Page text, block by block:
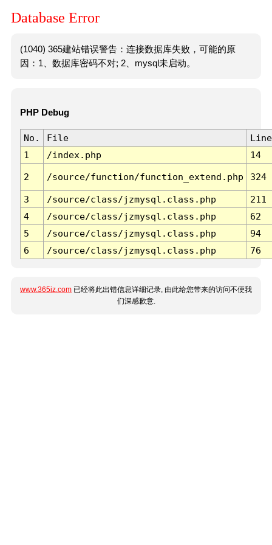
Database Error
(1040) 365建站错误警告：连接数据库失败，可能的原
因：1、数据库密码不对; 2、mysql未启动。
PHP Debug
No. File
Line
1
/index.php 14
2 /source/function/function_extend.php 324
3 /source/class/jzmysql.class.php
211
4
/source/class/jzmysql.class.php
62
5
/source/class/jzmysql.class.php
94
6
/source/class/jzmysql.class.php 76
www.365jz.com 已经将此出错信息详细记录, 由此给您带来的访问不便我
们深感歉意.